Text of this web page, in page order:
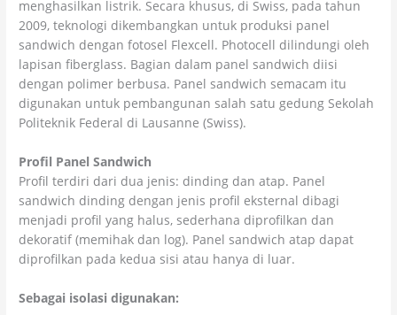
menghasilkan listrik. Secara khusus, di Swiss, pada tahun
2009, teknologi dikembangkan untuk produksi panel
sandwich dengan fotosel Flexcell. Photocell dilindungi oleh
lapisan fiberglass. Bagian dalam panel sandwich diisi
dengan polimer berbusa. Panel sandwich semacam itu
digunakan untuk pembangunan salah satu gedung Sekolah
Politeknik Federal di Lausanne (Swiss).
Profil Panel Sandwich
Profil terdiri dari dua jenis: dinding dan atap. Panel
sandwich dinding dengan jenis profil eksternal dibagi
menjadi profil yang halus, sederhana diprofilkan dan
dekoratif (memihak dan log). Panel sandwich atap dapat
diprofilkan pada kedua sisi atau hanya di luar.
Sebagai isolasi digunakan: